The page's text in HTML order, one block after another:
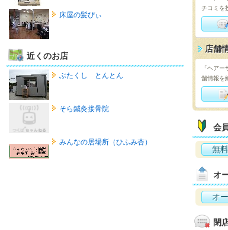
床屋の髪ぴぃ
近くのお店
ぶたくし とんとん
そら鍼灸接骨院
みんなの居場所（ひふみ杏）
チコミを
店舗
「ヘア
舗情報を
会
無
オ
オ
閉